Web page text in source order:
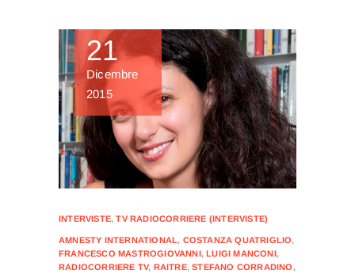
21
Dicembre
2015
INTERVISTE,TV RADIOCORRIERE (INTERVISTE)
AMNESTY INTERNATIONAL, COSTANZA QUATRIGLIO,
FRANCESCO MASTROGIOVANNI,LUIGI MANCONI,
RADIOCORRIERE TV, RAITRE,STEFANO CORRADINO ,